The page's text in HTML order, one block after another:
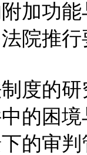
加功能
院推
度的研
的困
的审